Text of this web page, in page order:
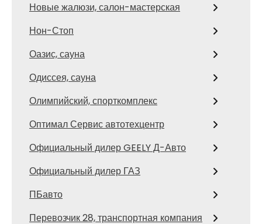
Новые жалюзи, салон-мастерская
Нон-Стоп
Оазис, сауна
Одиссея, сауна
Олимпийский, спорткомплекс
Оптимал Сервис автотехцентр
Официальный дилер GEELY Д-Авто
Официальный дилер ГАЗ
ПБавто
Перевозчик 28, транспортная компания